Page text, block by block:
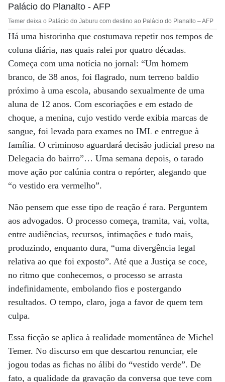
Temer deixa o Palácio do Jaburu com destino ao Palácio do Planalto – AFP
Há uma historinha que costumava repetir nos tempos de
coluna diária, nas quais ralei por quatro décadas.
Começa com uma notícia no jornal: “Um homem
branco, de 38 anos, foi flagrado, num terreno baldio
próximo à uma escola, abusando sexualmente de uma
aluna de 12 anos. Com escoriações e em estado de
choque, a menina, cujo vestido verde exibia marcas de
sangue, foi levada para exames no IML e entregue à
família. O criminoso aguardará decisão judicial preso na
Delegacia do bairro”… Uma semana depois, o tarado
move ação por calúnia contra o repórter, alegando que
“o vestido era vermelho”.
Não pensem que esse tipo de reação é rara. Perguntem
aos advogados. O processo começa, tramita, vai, volta,
entre audiências, recursos, intimações e tudo mais,
produzindo, enquanto dura, “uma divergência legal
relativa ao que foi exposto”. Até que a Justiça se coce,
no ritmo que conhecemos, o processo se arrasta
indefinidamente, embolando fios e postergando
resultados. O tempo, claro, joga a favor de quem tem
culpa.
Essa ficção se aplica à realidade momentânea de Michel
Temer. No discurso em que descartou renunciar, ele
jogou todas as fichas no álibi do “vestido verde”. De
fato, a qualidade da gravação da conversa que teve com